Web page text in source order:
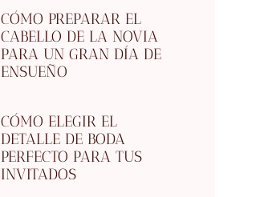
CÓMO PREPARAR EL
CABELLO DE LA NOVIA
PARA UN GRAN DÍA DE
ENSUEÑO
CÓMO ELEGIR EL
DETALLE DE BODA
PERFECTO PARA TUS
INVITADOS